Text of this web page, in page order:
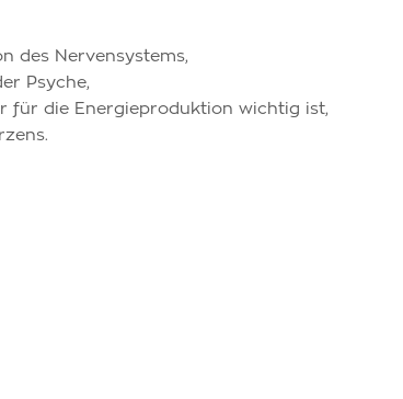
des Nervensystems,
Psyche,
für die Energieproduktion wichtig ist,